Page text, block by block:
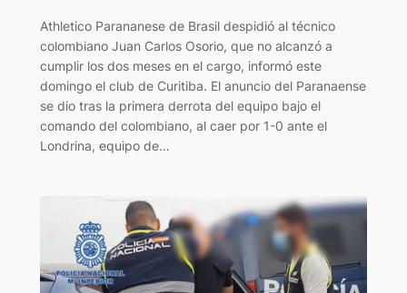
Athletico Parananese de Brasil despidió al técnico
colombiano Juan Carlos Osorio, que no alcanzó a
cumplir los dos meses en el cargo, informó este
domingo el club de Curitiba. El anuncio del Paranaense
se dio tras la primera derrota del equipo bajo el
comando del colombiano, al caer por 1-0 ante el
Londrina, equipo de…